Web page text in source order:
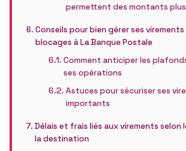
permettent des montants plus
Conseils pour bien gérer ses
blocages à La Banque Postale
Comment anticiper les
ses opérations
Astuces pour sécuriser ses
importants
Délais et frais liés aux virements
la destination